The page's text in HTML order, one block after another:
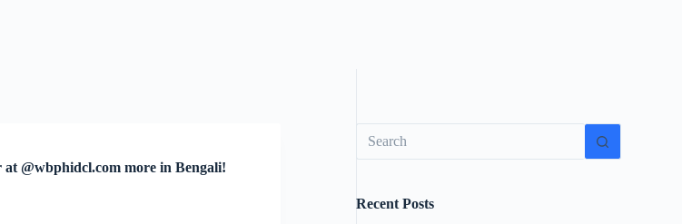
@wbphidcl.com more in Bengali!
results
Recent Posts